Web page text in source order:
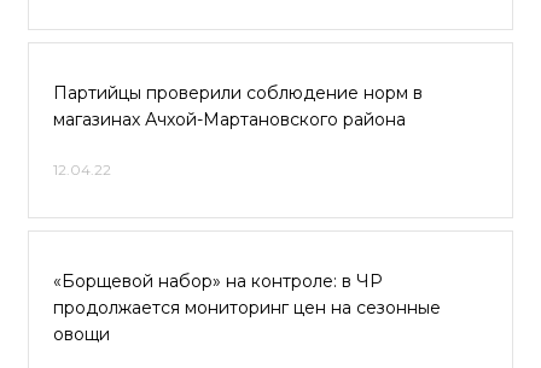
Партийцы проверили соблюдение норм в
магазинах Ачхой-Мартановского района
12.04.22
«Борщевой набор» на контроле: в ЧР
продолжается мониторинг цен на сезонные
овощи